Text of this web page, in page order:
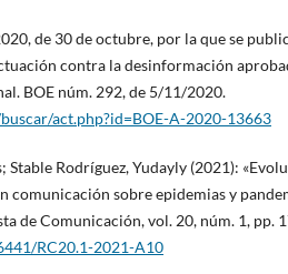
de 30 de octubre, por la que se
contra la desinformación
BOE núm. 292, de 5/11/2020.
act.php?id=BOE-A-2020-13663
Stable Rodríguez, Yudayly (2021):
comunicación sobre epidemias y
de Comunicación, vol. 20, núm. 1, pp.
RC20.1-2021-A10